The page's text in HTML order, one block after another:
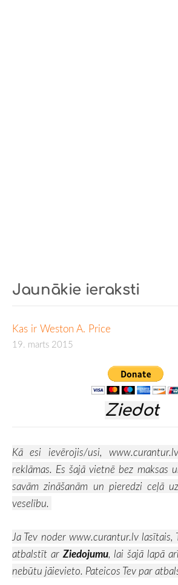
Jaunākie ieraksti
Kas ir Weston A. Price
19. marts 2015
Ziedot
Kā esi ievērojis/usi, www.curantur.lv
reklāmas. Es šajā vietnē bez maksas
savām zināšanām un pieredzi ceļā
veselību.
Ja Tev noder www.curantur.lvlasītais,
atbalstīt ar Ziedojumu, lai šajā lapā
nebūtu jāievieto. Pateicos Tev par